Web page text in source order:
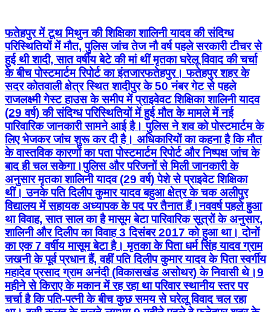
फतेहपुर में टूथ मिथुन की शिक्षिका शालिनी यादव की संदिग्ध
परिस्थितियों में मौत, पुलिस जांच तेज नौ वर्ष पहले सरकारी टीचर से
हुई थी शादी, सात वर्षीय बेटे की मां थीं मृतका घरेलू विवाद की चर्चा
के बीच पोस्टमार्टम रिपोर्ट का इंतजार ​फतेहपुर। फतेहपुर शहर के
सदर कोतवाली क्षेत्र स्थित शादीपुर के 50 नंबर गेट से पहले
राजलक्ष्मी गेस्ट हाउस के समीप में प्राइवेवट शिक्षिका शालिनी यादव
(29 वर्ष) की संदिग्ध परिस्थितियों में हुई मौत के मामले में नई
पारिवारिक जानकारी सामने आई है। पुलिस ने शव को पोस्टमार्टम के
लिए भेजकर जांच शुरू कर दी है। अधिकारियों का कहना है कि मौत
के वास्तविक कारणों का पता पोस्टमार्टम रिपोर्ट और निष्पक्ष जांच के
बाद ही चल सकेगा। ​पुलिस और परिजनों से मिली जानकारी के
अनुसार मृतका शालिनी यादव (29 वर्ष) पेशे से प्राइवेट शिक्षिका
थीं। उनके पति दिलीप कुमार यादव बहुआ क्षेत्र के चक अलीपुर
विद्यालय में सहायक अध्यापक के पद पर तैनात हैं। ​नववर्ष पहले हुआ
था विवाह, सात साल का है मासूम बेटा पारिवारिक सूत्रों के अनुसार,
शालिनी और दिलीप का विवाह 3 दिसंबर 2017 को हुआ था। दोनों
का एक 7 वर्षीय मासूम बेटा है। मृतका के पिता धर्म सिंह यादव ग्राम
जखनी के पूर्व प्रधान हैं, वहीं पति दिलीप कुमार यादव के पिता स्वर्गीय
महादेव प्रसाद ग्राम अनंदी (विकासखंड असोथर) के निवासी थे। ​9
महीने से किराए के मकान में रह रहा था परिवार स्थानीय स्तर पर
चर्चा है कि पति-पत्नी के बीच कुछ समय से घरेलू विवाद चल रहा